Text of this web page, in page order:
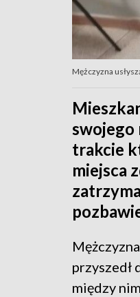
Mężczyzna
swojego
trakcie
miejsca
przyszedł
między